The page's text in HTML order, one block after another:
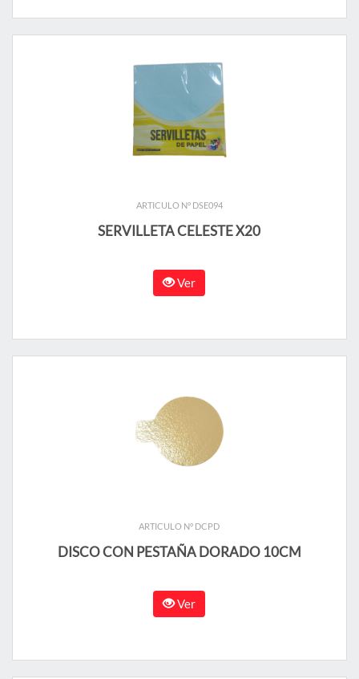
ARTICULO N° DSE094
SERVILLETA CELESTE X20
Ver
ARTICULO N° DCPD
DISCO CON PESTAÑA DORADO 10CM
Ver